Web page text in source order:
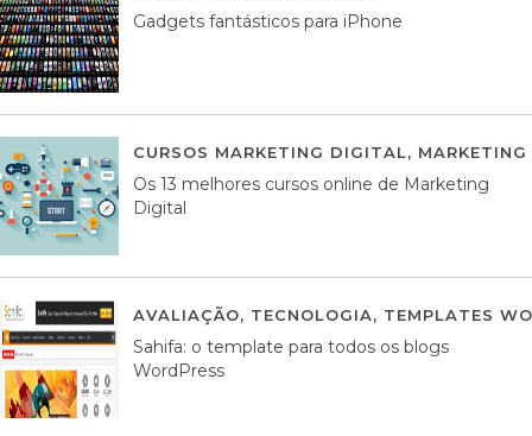
Gadgets fantásticos para iPhone
CURSOS MARKETING DIGITAL,
Os 13 melhores cursos online de Marketing
Digital
AVALIAÇÃO, TECNOLOGIA, TEMPLATES
Sahifa: o template para todos os blogs
WordPress